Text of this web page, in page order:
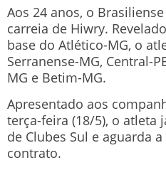
Aos 24 anos, o
carreia de Hiwry.
base do Atlético-MG, o
Serranense-MG, Central-
MG e Betim-MG.
Apresentado aos
terça-feira (18/5), o atleta
de Clubes Sul e aguarda
contrato.